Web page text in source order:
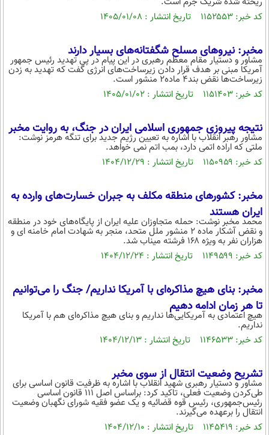
کد خبر: ۱۱۵۲۵۵۳ تاریخ انتشار : ۱۴۰۵/۰۱/۰۸
مخبر: نیروهای مسلح شگفتانه‌های بسیار دارند
مشاور و دستیار مقام معظم رهبری در این پیام در پی تهدید رئیس جمهور
آمریکا مبنی بر هدف قرار دادن زیرساخت‌های انرژی گفت که تهدید به زدن
زیرساخت‌ها نقض بند۴ ماده۲ منشور است.
کد خبر: ۱۱۵۱۴۰۳ تاریخ انتشار : ۱۴۰۵/۰۱/۰۲
نتیجه پیروزی جمهوری اسلامی ایران در جنگ، به روایت مخبر
مشاور رهبر انقلاب با اشاره به تعیین رژیم جدید برای تنگه هرمز نوشت:
ملتی که اراده اتمی دارد، بمب اتم نمی خواهد.
کد خبر: ۱۱۵۰۹۵۹ تاریخ انتشار : ۱۴۰۴/۱۲/۲۹
مخبر: کشورهای منطقه مکلف به جبران خسارت‌های وارده به
ایران هستند
محمد مخبر نوشت: حمله متجاوزان علیه ایران از پایگاه‌های خود در منطقه
و نقض آشکار ماده ۲ منشور ملل متحد، منجر به شهادت امام خامنه ای و
هزاران نفر به ویژه ۱۶۸ فرشته میناب شد.
کد خبر: ۱۱۴۹۵۹۹ تاریخ انتشار : ۱۴۰۴/۱۲/۲۴
مخبر: بنای هیچ مذاکره‌ای با آمریکا نداریم/ جنگ را می‌توانیم
تا هر زمان ادامه دهیم
هیچ اعتمادی به آمریکایی‌ها نداریم و بنای هیچ مذاکره‌ای هم با آمریکا
نداریم.
کد خبر: ۱۱۴۶۵۳۳ تاریخ انتشار : ۱۴۰۴/۱۲/۱۳
تشریح وضعیت انتقال از سوی مخبر
مشاور و دستیار رهبری شهید انقلاب با اشاره به ظرفیت قانون اساسی برای
طی‌کردن وضعیت فعلی، تاکید کرد: براساس اصل ۱۱۱ قانون اساسی
رئیس‌جمهوری، رئیس قوه قضائیه و یک عضو فقیه شورای نگهبان وضعیت
انتقال را برعهده می‌گیرند.
کد خبر: ۱۱۴۵۴۱۹ تاریخ انتشار : ۱۴۰۴/۱۲/۱۰